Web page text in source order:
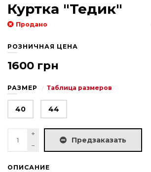
Куртка "Тедик"
Продано
РОЗНИЧНАЯ ЦЕНА
1600 грн
РАЗМЕР Таблица размеров
40 44
Предзаказать
ОПИСАНИЕ